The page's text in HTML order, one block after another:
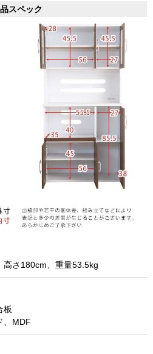
スペック
高さ180cm、重量53.5kg
板
、MDF